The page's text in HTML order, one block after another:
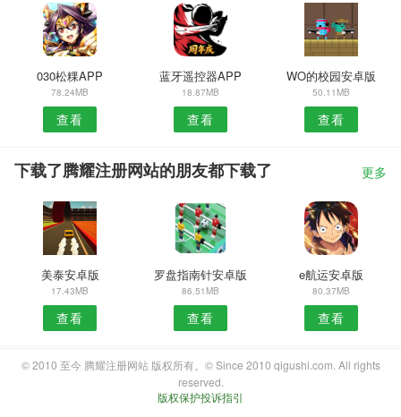
030松粿APP
78.24MB
查看
蓝牙遥控器APP
18.87MB
查看
WO的校园安卓版
50.11MB
查看
下载了腾耀注册网站的朋友都下载了 更多
美泰安卓版
17.43MB
查看
罗盘指南针安卓版
86.51MB
查看
e航运安卓版
80.37MB
查看
© 2010 至今 腾耀注册网站 版权所有。© Since 2010 qigushi.com. All rights
reserved.
版权保护投诉指引